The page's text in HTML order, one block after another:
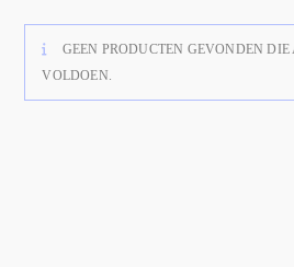
GEEN PRODUCTEN GEVONDEN DIE
VOLDOEN.